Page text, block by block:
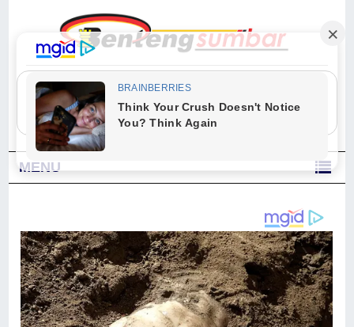
"Sesungguhnya Allah dan para malaikat-Nya berselawat untuk Nabi.
Wahai orang-orang yang beriman, berselawatlah kamu untuk Nabi dan
ucapkanlah salam dengan penuh penghormatan kepadanya." (Qs. Al
Ahzab Ayat 56)
MENU